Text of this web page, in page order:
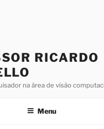
RICARDO
na área de visão
Menu